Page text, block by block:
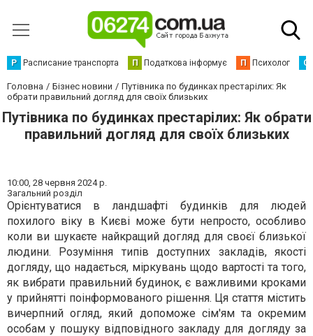
Р Расписание транспорта П Податкова інформує П Психолог С
Головна Бізнес новини
Путівника по будинках престарілих: Як
обрати правильний догляд для своїх близьких
Путівника по будинках престарілих: Як обрати
правильний догляд для своїх близьких
10:00, 28 червня 2024 р.
Загальний розділ
Орієнтуватися в ландшафті будинків для людей
похилого віку в Києві може бути непросто, особливо
коли ви шукаєте найкращий догляд для своєї близької
людини. Розуміння типів доступних закладів, якості
догляду, що надається, міркувань щодо вартості та того,
як вибрати правильний будинок, є важливими кроками
у прийнятті поінформованого рішення. Ця стаття містить
вичерпний огляд, який допоможе сім'ям та окремим
особам у пошуку відповідного закладу для догляду за